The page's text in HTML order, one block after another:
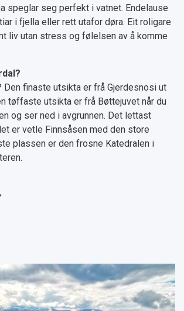
speglar seg perfekt i vatnet. Endelause
i fjella eller rett utafor døra. Eit roligare
liv utan stress og følelsen av å komme
Den finaste utsikta er frå Gjerdesnosi ut
tøffaste utsikta er frå Bøttejuvet når du
og ser ned i avgrunnen. Det lettast
er vetle Finnsåsen med den store
plassen er den frosne Katedralen i